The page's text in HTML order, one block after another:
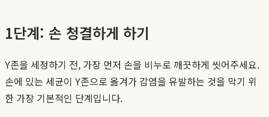
1단계: 손 청결하게 하기
Y존을 세정하기 전, 가장 먼저 손을 비누로 깨끗하게 씻어주세요.
손에 있는 세균이 Y존으로 옮겨가 감염을 유발하는 것을 막기 위
한 가장 기본적인 단계입니다.